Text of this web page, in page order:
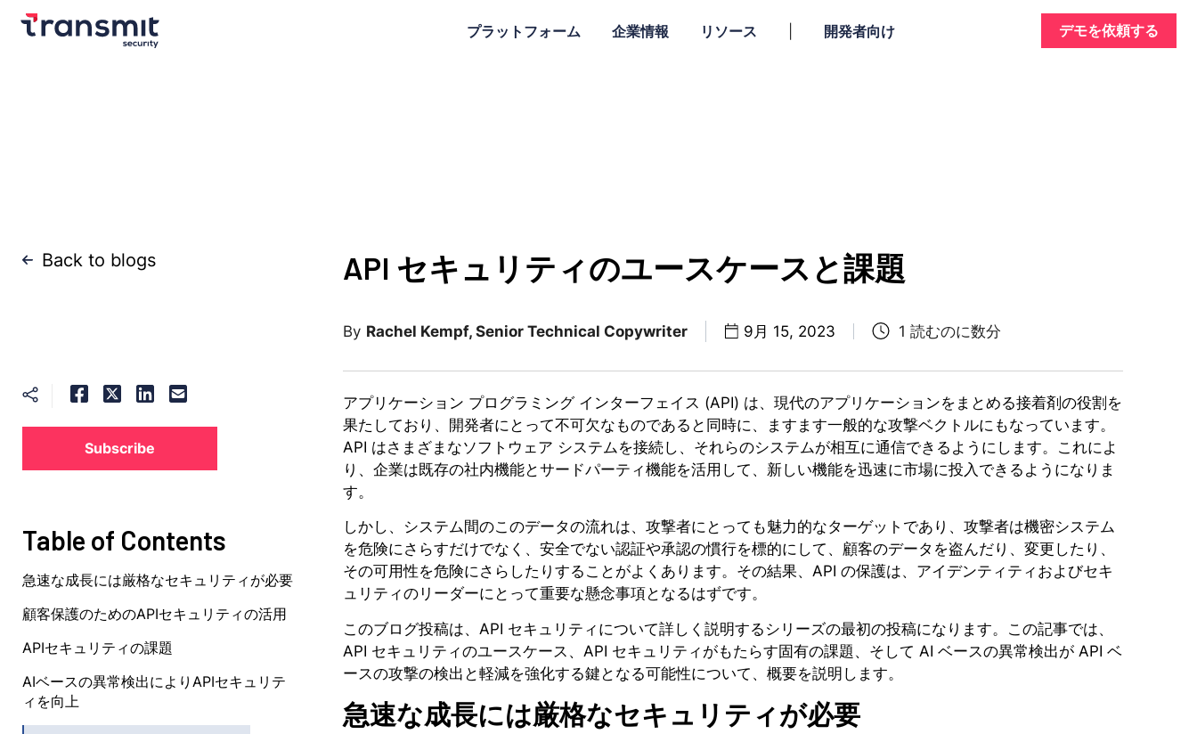
プラットフォーム 企業情報 リソース 開発者向け デモを依頼する
Back to blogs
Subscribe
Table of Contents
急速な成長には厳格なセキュリティが必要
顧客保護のためのAPIセキュリティの活用
APIセキュリティの課題
AIベースの異常検出によりAPIセキュリテ
ィを向上
API セキュリティのユースケースと課題
Rachel Kempf, Senior Technical Copywriter 9月 15, 2023
アプリケーション プログラミング インターフェイス (API) は、現代のアプリケーションをまとめる接着剤の役割を
果たしており、開発者にとって不可欠なものであると同時に、ますます一般的な攻撃ベクトルにもなっています。
API はさまざまなソフトウェア システムを接続し、それらのシステムが相互に通信できるようにします。これによ
り、企業は既存の社内機能とサードパーティ機能を活用して、新しい機能を迅速に市場に投入できるようになりま
す。
しかし、システム間のこのデータの流れは、攻撃者にとっても魅力的なターゲットであり、攻撃者は機密システム
を危険にさらすだけでなく、安全でない認証や承認の慣行を標的にして、顧客のデータを盗んだり、変更したり、
その可用性を危険にさらしたりすることがよくあります。その結果、API の保護は、アイデンティティおよびセキ
ュリティのリーダーにとって重要な懸念事項となるはずです。
このブログ投稿は、API セキュリティについて詳しく説明するシリーズの最初の投稿になります。この記事では、
API セキュリティのユースケース、API セキュリティがもたらす固有の課題、そして AI ベースの異常検出が API ベ
ースの攻撃の検出と軽減を強化する鍵となる可能性について、概要を説明します。
急速な成長には厳格なセキュリティが必要